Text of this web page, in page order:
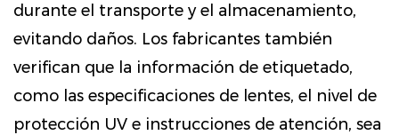
durante el transporte y el almacenamiento,
evitando daños. Los fabricantes también
verifican que la información de etiquetado,
como las especificaciones de lentes, el nivel de
protección UV e instrucciones de atención, sea